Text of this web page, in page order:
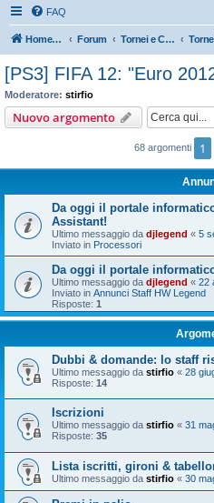
FAQ
Home HW Legend Forum Tornei e Contest
[PS3] FIFA 12: "Euro
Moderatore: stirfio
Nuovo argomento
68 argomenti 1
Da oggi il portale
Assistant!
Ultimo messaggio da djlegend « 5
Inviato in Processori
Da oggi il portale
Ultimo messaggio da djlegend « 22
Inviato in Annunci Staff HW Legend
Risposte: 1
Dubbi & domande: lo staff
Ultimo messaggio da stirfio « 28
Risposte: 14
Iscrizioni
Ultimo messaggio da stirfio « 31
Risposte: 35
Lista iscritti, gironi &
Ultimo messaggio da stirfio « 30